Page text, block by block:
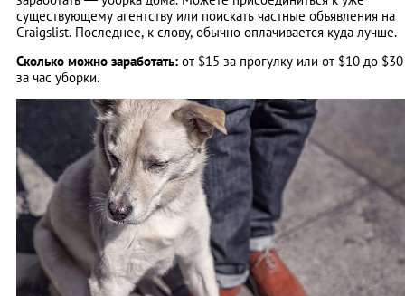
существующему агентству или поискать частные объявления на
Craigslist. Последнее, к слову, обычно оплачивается куда лучше.
Сколько можно заработать: от $15 за прогулку или от $10 до $30
за час уборки.